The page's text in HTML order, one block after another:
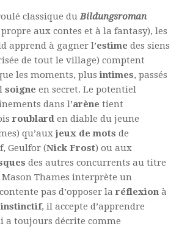
classique duBildungsroman
propre aux contes et à la fantasy), les
apprend à gagner l’estime des siens
de tout le village) comptent
les moments, plusintimes, passés
soigne en secret. Le potentiel
dans l’arène tient
roublard en diable du jeune
qu’auxjeux de mots de
Geulfor (Nick Frost) ou aux
des autres concurrents au titre
Thames interprète un
pas d’opposer laréflexion à
instinctif, il accepte d’apprendre
a toujours décrite comme